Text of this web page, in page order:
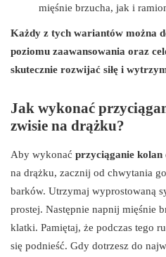
mięśnie brzucha, jak i
Każdy z tych wariantów można
poziomu zaawansowania oraz
skutecznie rozwijać siłę i
Jak wykonać
zwisie na drążku?
Aby wykonać przyciąganie
na drążku, zacznij od chwytania
barków. Utrzymaj wyprostowaną
prostej. Następnie napnij mięśnie
klatki. Pamiętaj, że podczas tego
się podnieść. Gdy dotrzesz do